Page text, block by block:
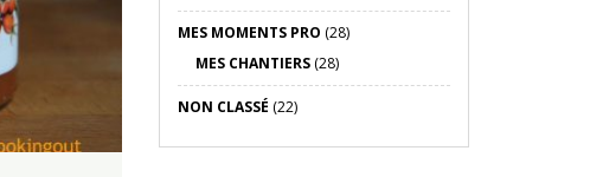
MES MOMENTS PRO (28)
MES CHANTIERS(28)
NON CLASSÉ (22)